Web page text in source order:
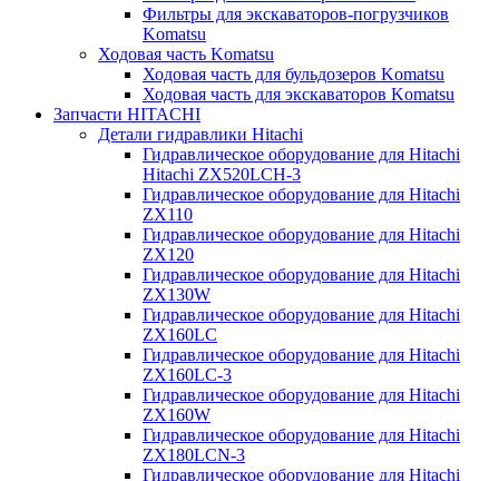
Фильтры для экскаваторов-погрузчиков
Komatsu
Ходовая часть Komatsu
Ходовая часть для бульдозеров Komatsu
Ходовая часть для экскаваторов Komatsu
Запчасти HITACHI
Детали гидравлики Hitachi
Гидравлическое оборудование для Hitachi
Hitachi ZX520LCH-3
Гидравлическое оборудование для Hitachi
ZX110
Гидравлическое оборудование для Hitachi
ZX120
Гидравлическое оборудование для Hitachi
ZX130W
Гидравлическое оборудование для Hitachi
ZX160LC
Гидравлическое оборудование для Hitachi
ZX160LC-3
Гидравлическое оборудование для Hitachi
ZX160W
Гидравлическое оборудование для Hitachi
ZX180LCN-3
Гидравлическое оборудование для Hitachi